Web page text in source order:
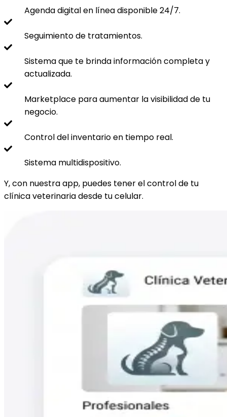
Agenda digital en línea disponible 24/7.
Seguimiento de tratamientos.
Sistema que te brinda información completa y
actualizada.
Marketplace para aumentar la visibilidad de tu
negocio.
Control del inventario en tiempo real.
Sistema multidispositivo.
Y, con nuestra app, puedes tener el control de tu
clínica veterinaria desde tu celular.